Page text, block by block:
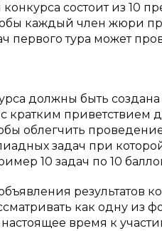
состоит из 10
каждый член жюри
первого тура может
должны быть
кратким приветствием
облегчить
задач при
10 задач по 10
результатов
как одну из
время к